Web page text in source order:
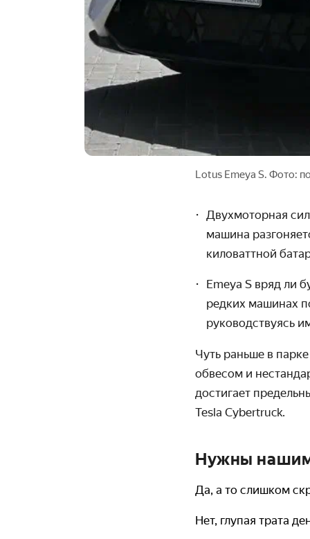
Lotus Emeya S. Фото:
Двухмоторная
машина
киловаттной
Emeya S вряд ли
редких машинах
руководствуясь
Чуть раньше в
обвесом и
достигает
Tesla Cybertruck.
Нужны
Да, а то слишком
Нет, глупая трата